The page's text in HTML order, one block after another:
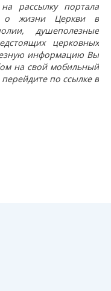
рассылку портала
о жизни Церкви в
душеполезные
церковных
информацию Вы
на свой мобильный
по ссылке в